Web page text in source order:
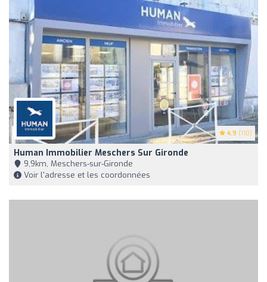
4.9 (110)
Human Immobilier Meschers Sur Gironde
9,9km, Meschers-sur-Gironde
Voir l'adresse et les coordonnées